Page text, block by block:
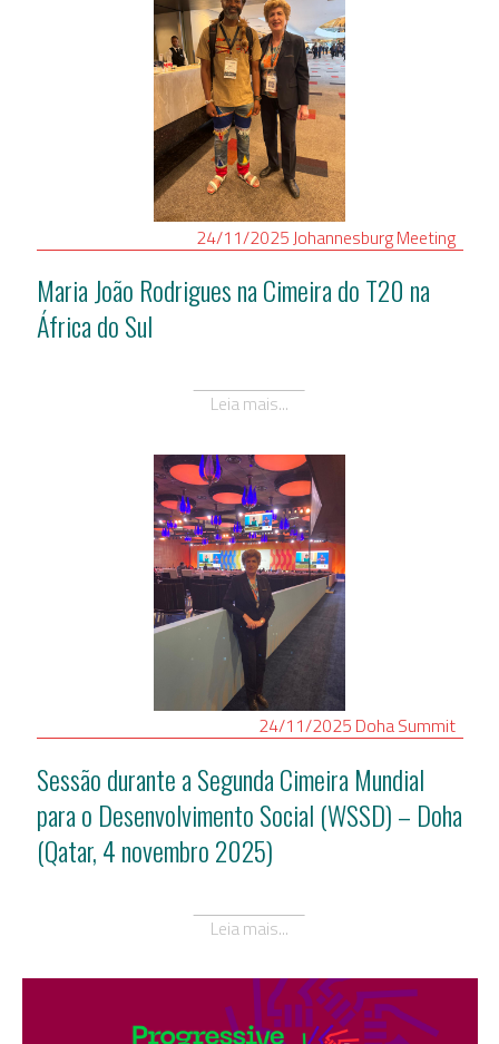
24/11/2025JohannesburgMeeting
Maria João Rodrigues na Cimeira do T20 na
África do Sul
Leia mais...
24/11/2025 DohaSummit
Sessão durante a Segunda Cimeira Mundial
para o Desenvolvimento Social (WSSD) – Doha
(Qatar, 4 novembro 2025)
Leia mais...